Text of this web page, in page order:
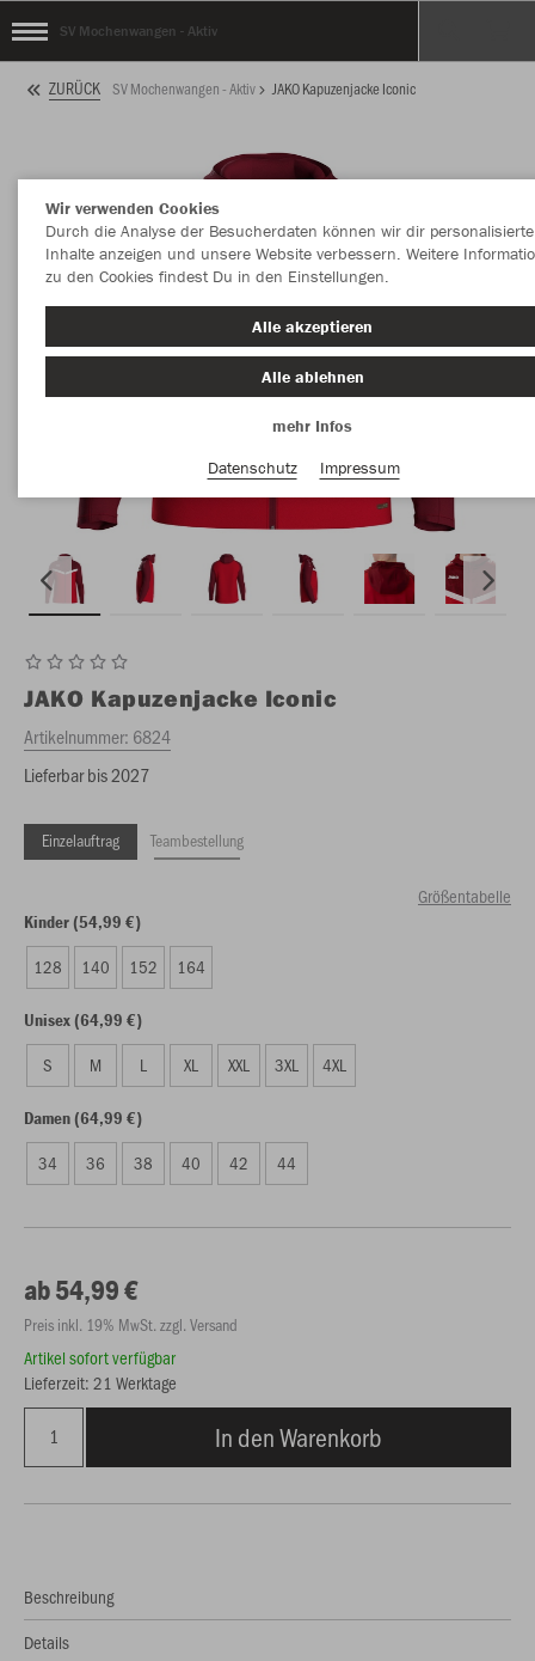
SV Mochenwangen - Aktiv
ZURÜCK SV Mochenwangen - Aktiv JAKO Kapuzenjacke Iconic
JAKO Kapuzenjacke Iconic
Artikelnummer: 6824
Lieferbar bis 2027
Einzelauftrag Teambestellung
Größentabelle
Kinder (54,99 €)
128 140 152 164
Unisex (64,99 €)
S M L XL XXL 3XL 4XL
Damen (64,99 €)
34 36 38 40 42 44
ab 54,99 €
Preis inkl. 19% MwSt. zzgl. Versand
Artikel sofort verfügbar
Lieferzeit: 21 Werktage
In den Warenkorb
Beschreibung
Details
Wir verwenden Cookies
Durch die Analyse der Besucherdaten können wir dir personalisierte
Inhalte anzeigen und unsere Website verbessern. Weitere
zu den Cookies findest Du in den Einstellungen.
Alle akzeptieren
Alle ablehnen
mehr Infos
Datenschutz
Impressum